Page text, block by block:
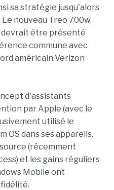
sa stratégie jusqu'alors
Le nouveau Treo 700w,
être présenté
commune avec
américain Verizon
d'assistants
par Apple (avec le
utilisé le
OS dans ses appareils.
(récemment
et les gains réguliers
Mobile ont